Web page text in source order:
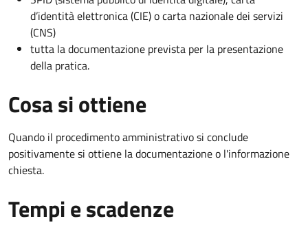
d’identità elettronica (CIE) o carta nazionale dei servizi
(CNS)
tutta la documentazione prevista per la presentazione
della pratica.
Cosa si ottiene
Quando il procedimento amministrativo si conclude
positivamente si ottiene la documentazione o l'informazione
chiesta.
Tempi e scadenze